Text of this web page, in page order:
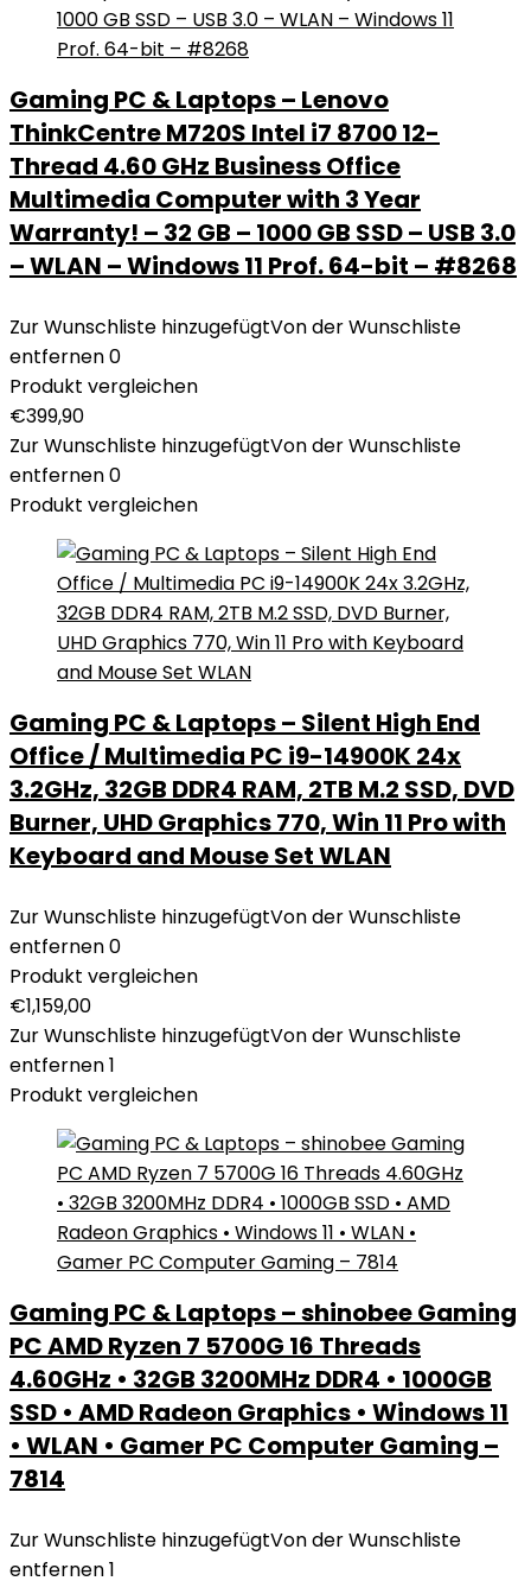
Gaming PC & Laptops – Lenovo
ThinkCentre M720S Intel i7 8700 12-
Thread 4.60 GHz Business Office
Multimedia Computer with 3 Year
Warranty! – 32 GB – 1000 GB SSD – USB 3.0
– WLAN – Windows 11 Prof. 64-bit – #8268
Zur Wunschliste hinzugefügtVon der Wunschliste
entfernen0
Produkt vergleichen
€399,90
Zur Wunschliste hinzugefügtVon der Wunschliste
entfernen0
Produkt vergleichen
Gaming PC & Laptops – Silent High End
Office / Multimedia PC i9-14900K 24x
3.2GHz, 32GB DDR4 RAM, 2TB M.2 SSD, DVD
Burner, UHD Graphics 770, Win 11 Pro with
Keyboard and Mouse Set WLAN
Zur Wunschliste hinzugefügtVon der Wunschliste
entfernen0
Produkt vergleichen
€1,159,00
Zur Wunschliste hinzugefügtVon der Wunschliste
entfernen1
Produkt vergleichen
Gaming PC & Laptops – shinobee Gaming
PC AMD Ryzen 7 5700G 16 Threads
4.60GHz • 32GB 3200MHz DDR4 • 1000GB
SSD • AMD Radeon Graphics • Windows 11
• WLAN • Gamer PC Computer Gaming –
7814
Zur Wunschliste hinzugefügtVon der Wunschliste
entfernen1